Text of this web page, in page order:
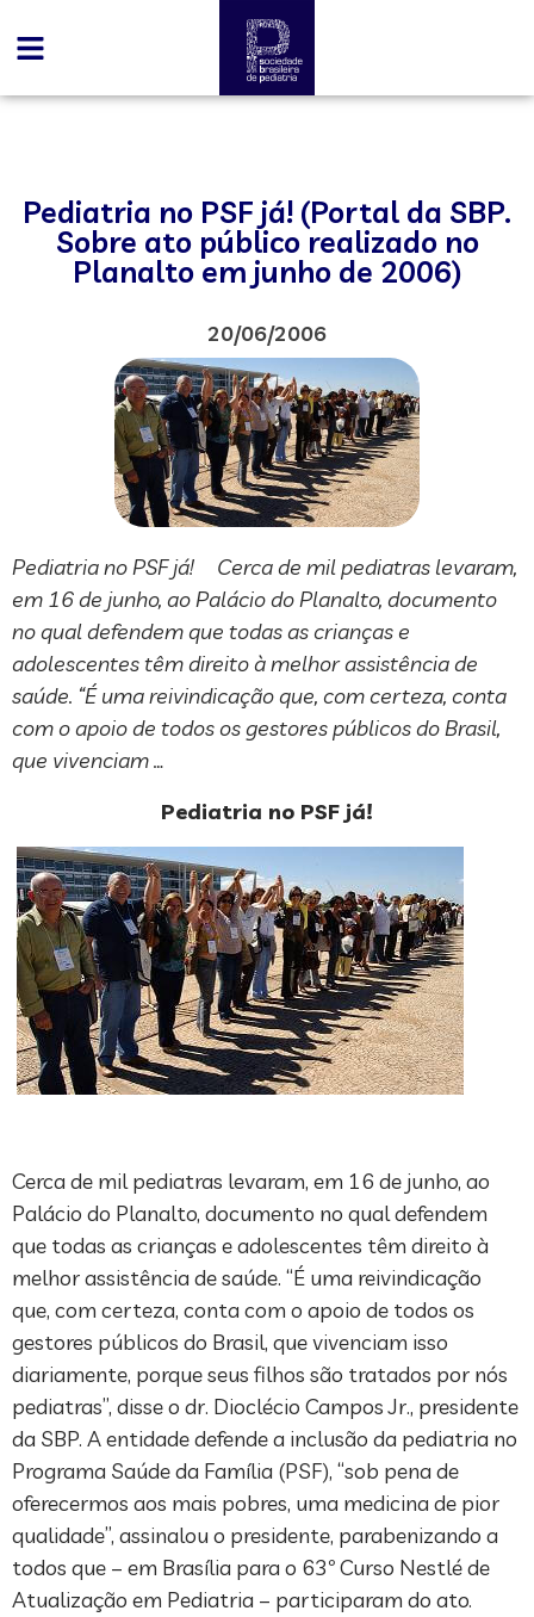
Pediatria no PSF já! (Portal da SBP.
Sobre ato público realizado no
Planalto em junho de 2006)
20/06/2006
Pediatria no PSF já! Cerca de mil pediatras levaram,
em 16 de junho, ao Palácio do Planalto, documento
no qual defendem que todas as crianças e
adolescentes têm direito à melhor assistência de
saúde. “É uma reivindicação que, com certeza, conta
com o apoio de todos os gestores públicos do Brasil,
que vivenciam …
Pediatria no PSF já!
Cerca de mil pediatras levaram, em 16 de junho, ao
Palácio do Planalto, documento no qual defendem
que todas as crianças e adolescentes têm direito à
melhor assistência de saúde. “É uma reivindicação
que, com certeza, conta com o apoio de todos os
gestores públicos do Brasil, que vivenciam isso
diariamente, porque seus filhos são tratados por nós
pediatras”, disse o dr. Dioclécio Campos Jr., presidente
da SBP. A entidade defende a inclusão da pediatria no
Programa Saúde da Família (PSF), “sob pena de
oferecermos aos mais pobres, uma medicina de pior
qualidade”, assinalou o presidente, parabenizando a
todos que – em Brasília para o 63º Curso Nestlé de
Atualização em Pediatria – participaram do ato.